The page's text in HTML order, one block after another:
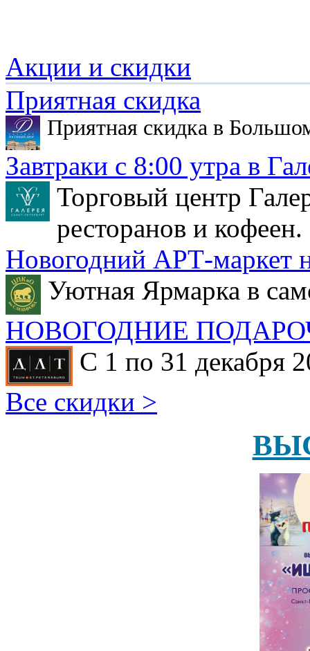
Акции и скидки
Приятная скидка
Приятная скидка в
Завтраки с 8:00 утра в
Торговый центр
ресторанов и кофеен.
Новогодний АРТ-маркет
Уютная Ярмарка в
НОВОГОДНИЕ
С 1 по 31 декабря
Все скидки >